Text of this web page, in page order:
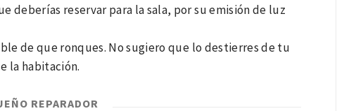
deberías reservar para la sala, por su emisión de luz
de que ronques. No sugiero que lo destierres de tu
la habitación.
REPARADOR